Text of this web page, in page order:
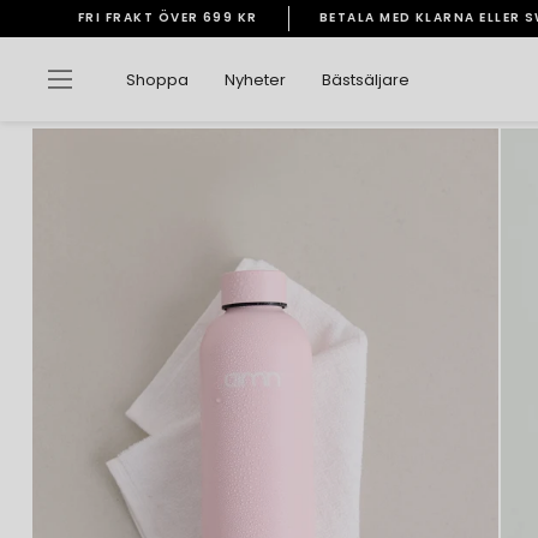
vidare
innehåll
Pausa
bildspelet
FRI FRAKT ÖVER 699 KR BETALA MED KLARNA ELLER
Sidnavigering
Shoppa Nyheter Bästsäljare